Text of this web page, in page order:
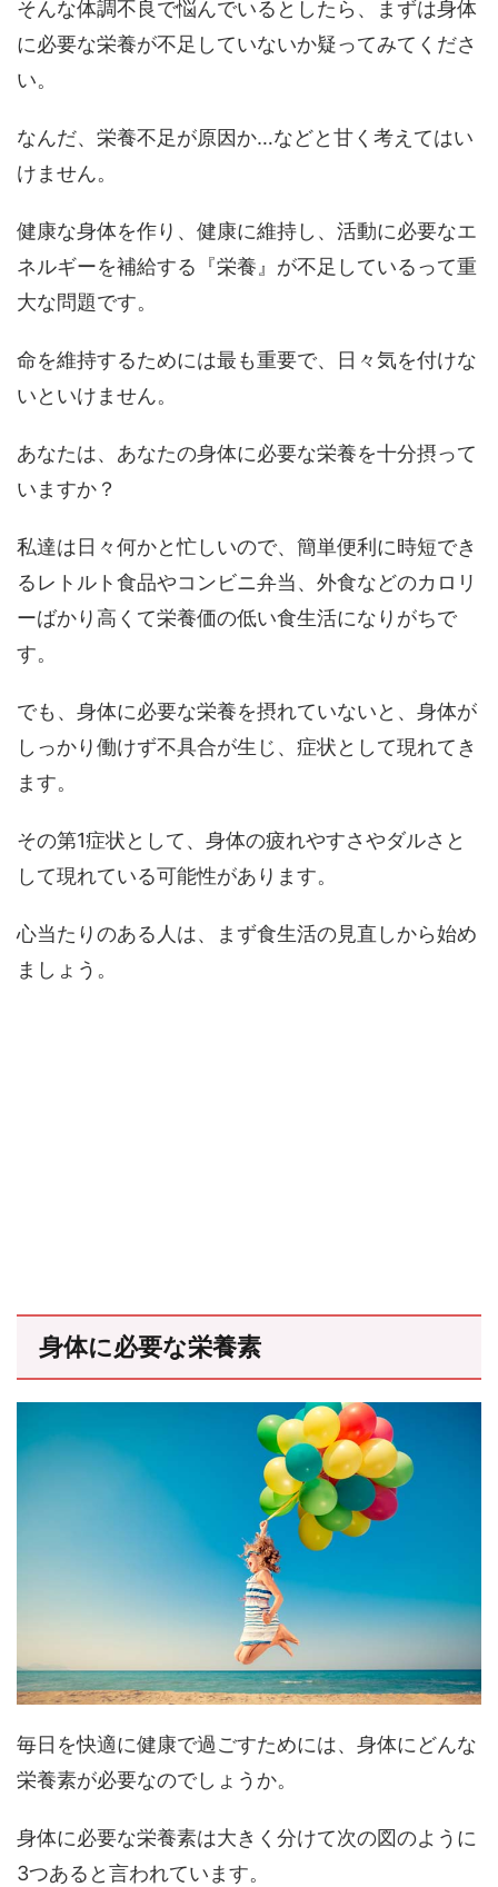
そんな体調不良で悩んでいるとしたら、まずは身体
に必要な栄養が不足していないか疑ってみてくださ
い。
なんだ、栄養不足が原因か…などと甘く考えてはい
けません。
健康な身体を作り、健康に維持し、活動に必要なエ
ネルギーを補給する『栄養』が不足しているって重
大な問題です。
命を維持するためには最も重要で、日々気を付けな
いといけません。
あなたは、あなたの身体に必要な栄養を十分摂って
いますか？
私達は日々何かと忙しいので、簡単便利に時短でき
るレトルト食品やコンビニ弁当、外食などのカロリ
ーばかり高くて栄養価の低い食生活になりがちで
す。
でも、身体に必要な栄養を摂れていないと、身体が
しっかり働けず不具合が生じ、症状として現れてき
ます。
その第1症状として、身体の疲れやすさやダルさと
して現れている可能性があります。
心当たりのある人は、まず食生活の見直しから始め
ましょう。
身体に必要な栄養素
毎日を快適に健康で過ごすためには、身体にどんな
栄養素が必要なのでしょうか。
身体に必要な栄養素は大きく分けて次の図のように
3つあると言われています。